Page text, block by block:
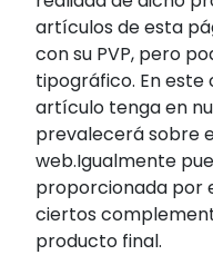
artículos de esta
con su PVP, pero
tipográfico. En este
artículo tenga en
prevalecerá sobre
web.Igualmente
proporcionada por
ciertos
producto final.